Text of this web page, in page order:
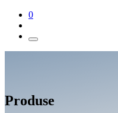
0
Produse